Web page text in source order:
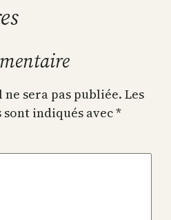
sera pas publiée. Les
indiqués avec*